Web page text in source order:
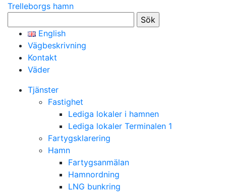
Trelleborgs hamn
efter:
English
Vägbeskrivning
Kontakt
Väder
Tjänster
Fastighet
Lediga lokaler i hamnen
Lediga lokaler Terminalen 1
Fartygsklarering
Hamn
Fartygsanmälan
Hamnordning
LNG bunkring